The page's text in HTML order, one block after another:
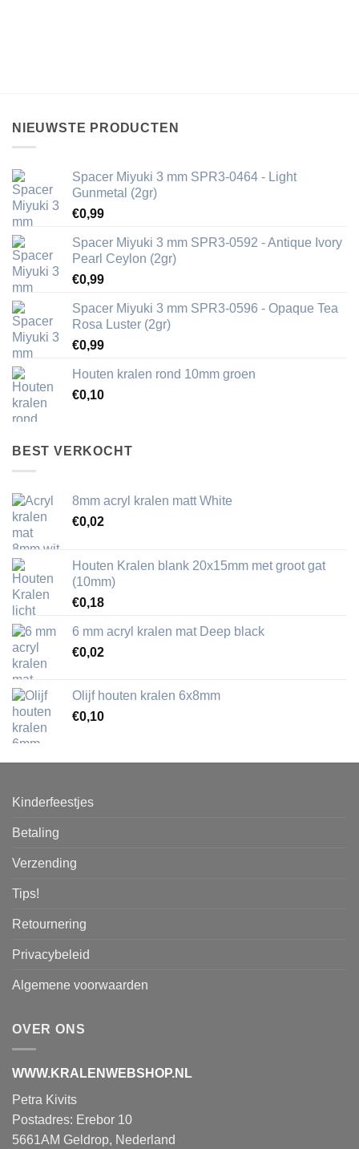
NIEUWSTE PRODUCTEN
Spacer Miyuki 3 mm SPR3-0464 - Light
Gunmetal (2gr)
€0,99
Spacer Miyuki 3 mm SPR3-0592 - Antique Ivory
Pearl Ceylon (2gr)
€0,99
Spacer Miyuki 3 mm SPR3-0596 - Opaque Tea
Rosa Luster (2gr)
€0,99
Houten kralen rond 10mm groen
€0,10
BEST VERKOCHT
8mm acryl kralen matt White
€0,02
Houten Kralen blank 20x15mm met groot gat
(10mm)
€0,18
6 mm acryl kralen mat Deep black
€0,02
Olijf houten kralen 6x8mm
€0,10
Kinderfeestjes
Betaling
Verzending
Tips!
Retournering
Privacybeleid
Algemene voorwaarden
OVER ONS
WWW.KRALENWEBSHOP.NL
Petra Kivits
Postadres: Erebor 10
5661AM Geldrop, Nederland